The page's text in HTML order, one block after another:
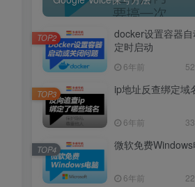
docker设置容器
定时启动
6年前
TOP2
ip地址反查绑定域
6年前
TOP3
微软免费Windows
6年前
TOP4